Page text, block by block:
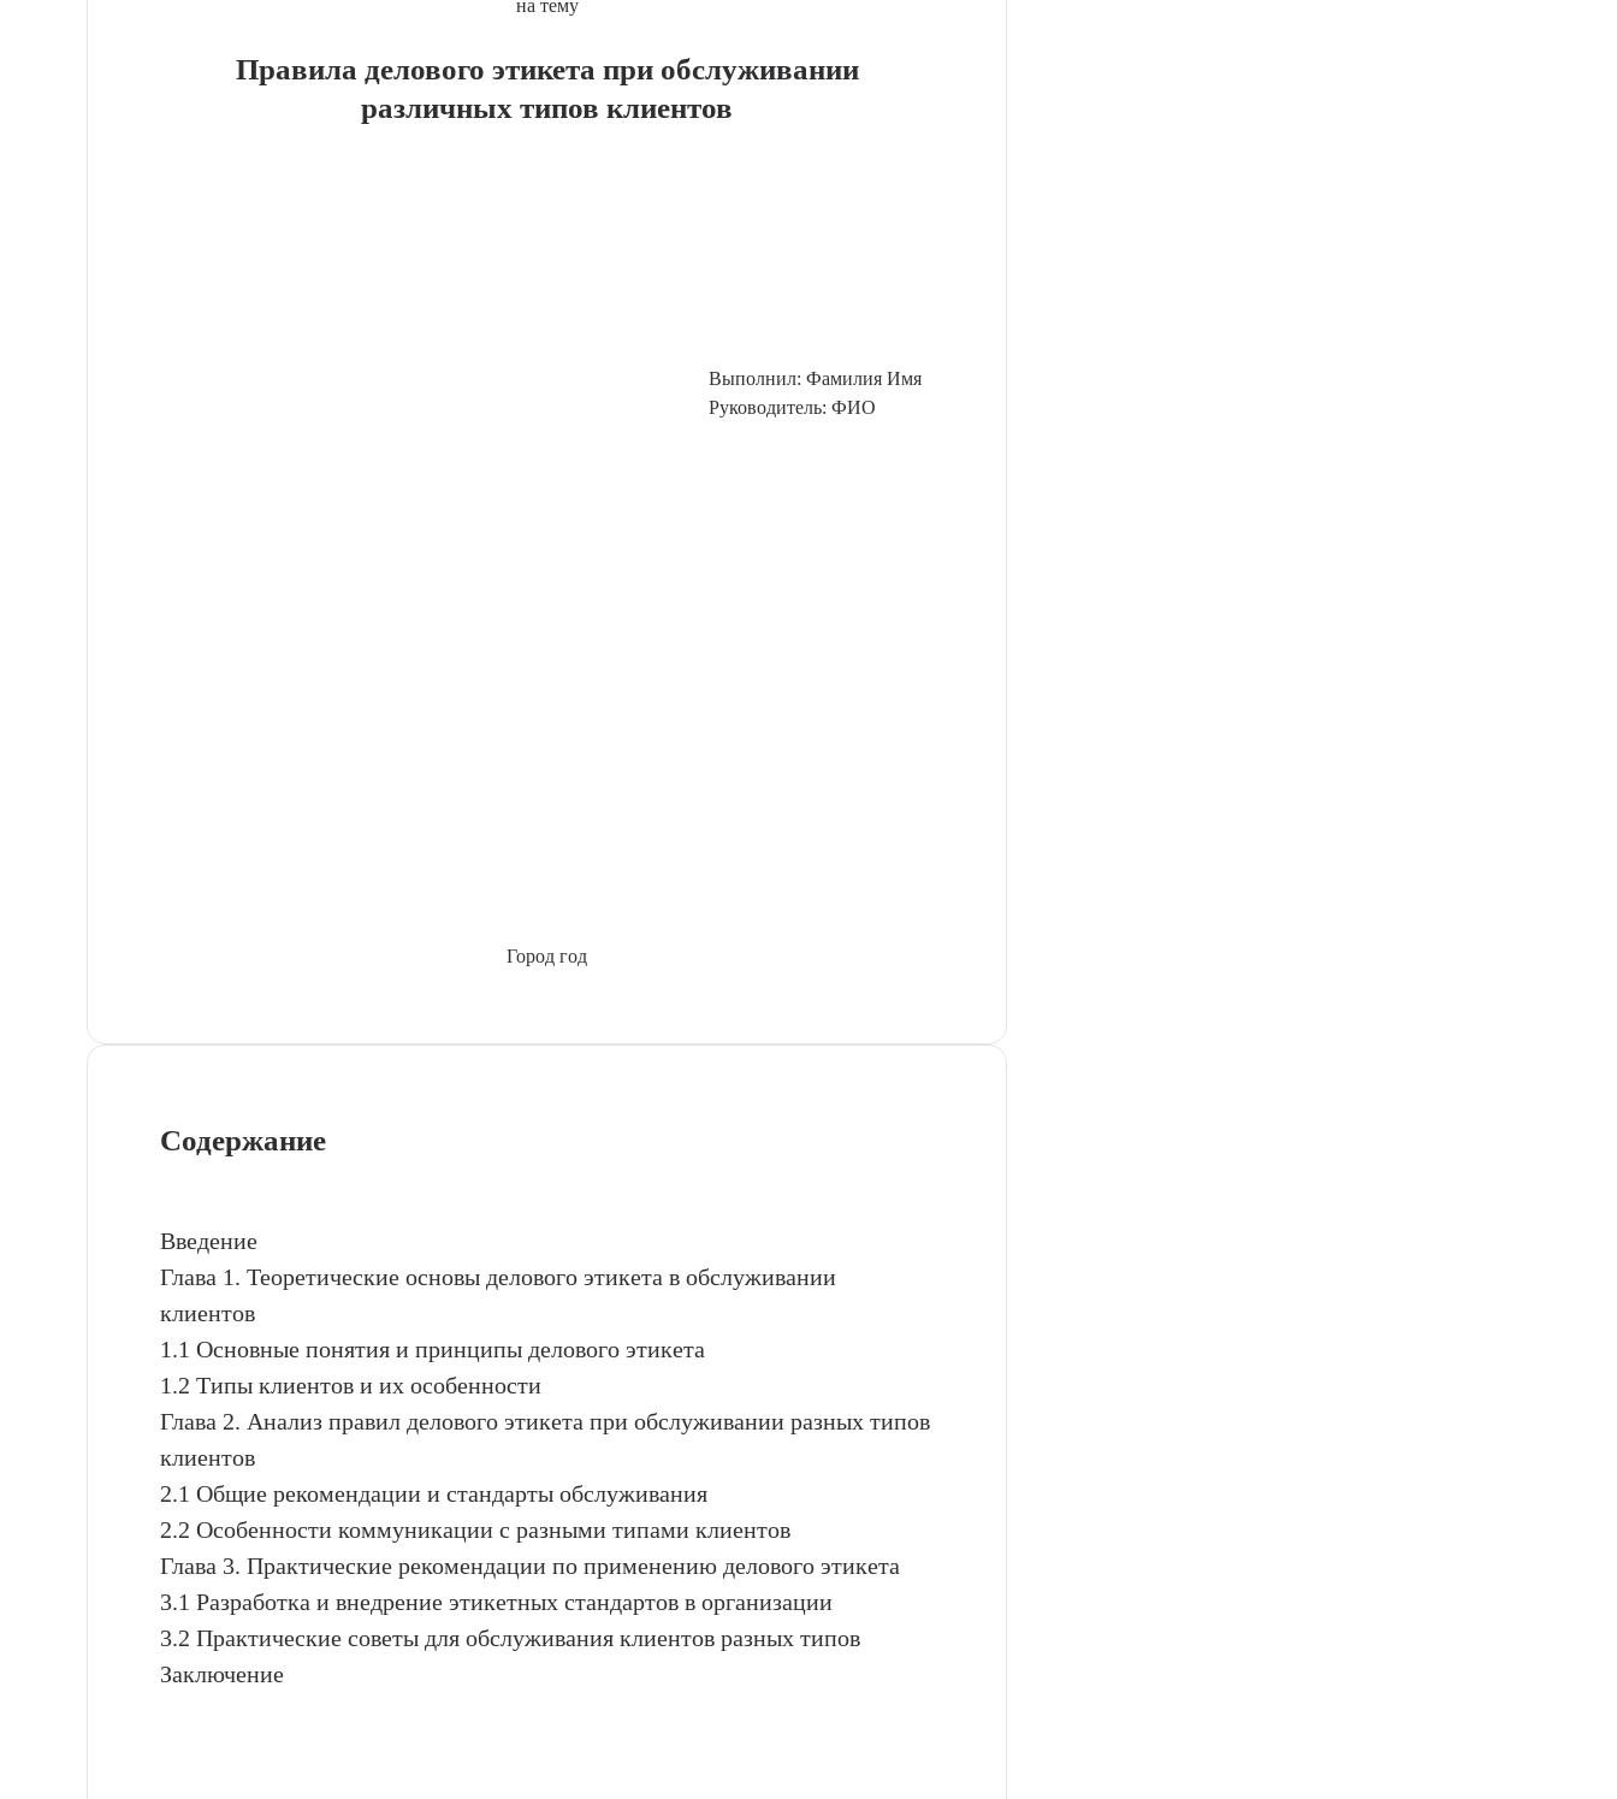
на тему
Правила делового этикета при обслуживании
различных типов клиентов
Выполнил: Фамилия Имя
Руководитель: ФИО
Город год
Содержание
Введение
Глава 1. Теоретические основы делового этикета в обслуживании
клиентов
1.1 Основные понятия и принципы делового этикета
1.2 Типы клиентов и их особенности
Глава 2. Анализ правил делового этикета при обслуживании разных типов
клиентов
2.1 Общие рекомендации и стандарты обслуживания
2.2 Особенности коммуникации с разными типами клиентов
Глава 3. Практические рекомендации по применению делового этикета
3.1 Разработка и внедрение этикетных стандартов в организации
3.2 Практические советы для обслуживания клиентов разных типов
Заключение